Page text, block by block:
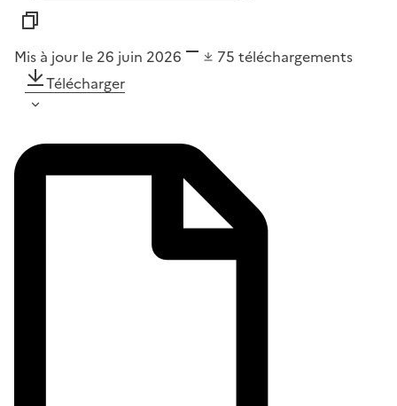
Mis à jour le 26 juin 2026 75 téléchargements
Télécharger